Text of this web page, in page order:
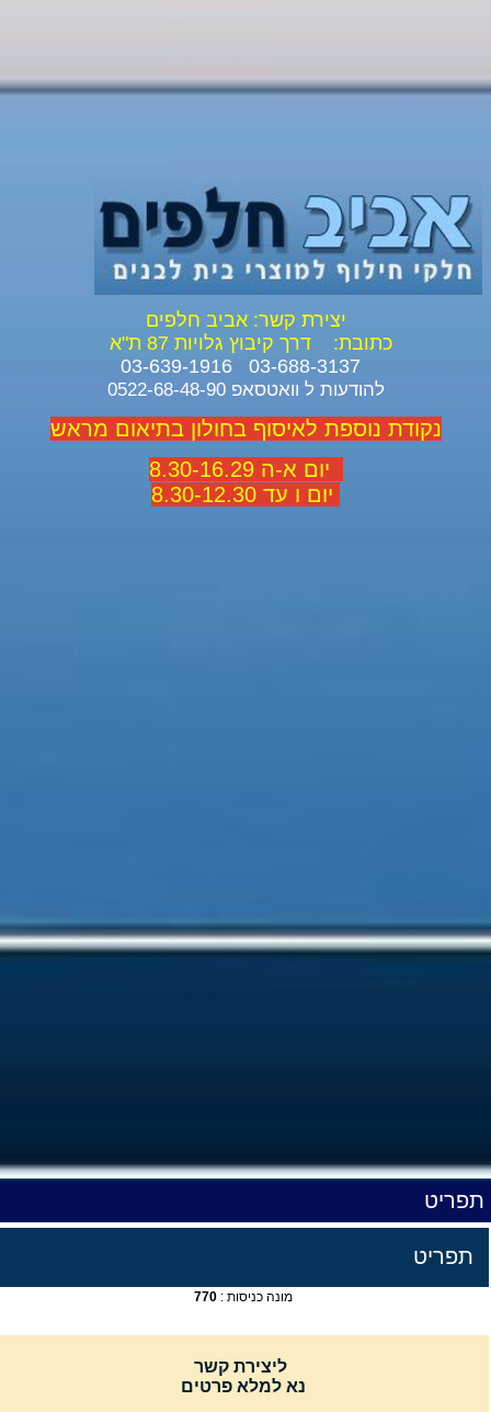
יצירת קשר: אביב חלפים
כתובת:
דרך קיבוץ גלויות 87 ת"א
להודעות ל וואטסאפ 0522-68-48-90
נקודת נוספת לאיסוף בחולון בתיאום מראש
יום א-ה 8.30-16.29
יום ו עד 8.30-12.30
תפריט
תפריט
מונה כניסות : 770
ליצירת קשר
נא למלא פרטים